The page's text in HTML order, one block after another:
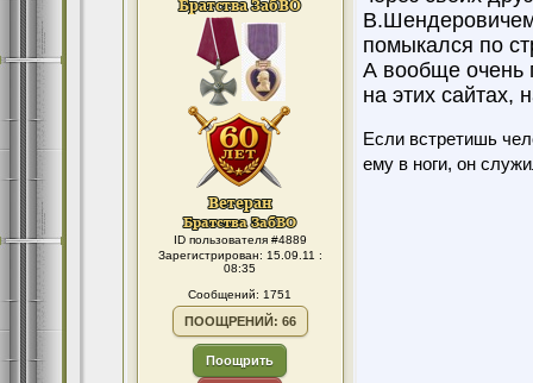
ID пользователя #4889
Зарегистрирован: 15.09.11 :
08:35
Сообщений: 1751
ПООЩРЕНИЙ: 66
Поощрить
помыкался по
А вообще очень
на этих сайтах,
Если встретишь
ему в ноги, он